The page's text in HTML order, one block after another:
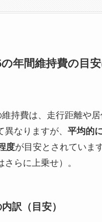
年間維持費の目安
持費は、走行距離や
なりますが、 平均的
度が目安とされていま
らに上乗せ）。
訳（目安）